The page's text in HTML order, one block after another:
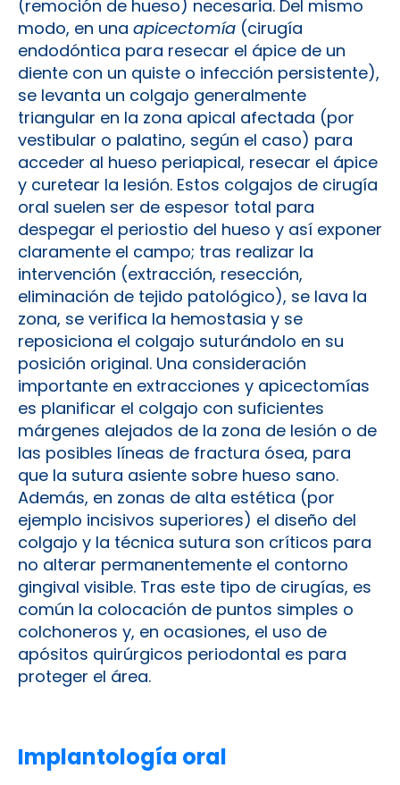
(remoción de hueso) necesaria. Del mismo
modo, en una apicectomía (cirugía
endodóntica para resecar el ápice de un
diente con un quiste o infección persistente),
se levanta un colgajo generalmente
triangular en la zona apical afectada (por
vestibular o palatino, según el caso) para
acceder al hueso periapical, resecar el ápice
y curetear la lesión. Estos colgajos de cirugía
oral suelen ser de espesor total para
despegar el periostio del hueso y así exponer
claramente el campo; tras realizar la
intervención (extracción, resección,
eliminación de tejido patológico), se lava la
zona, se verifica la hemostasia y se
reposiciona el colgajo suturándolo en su
posición original. Una consideración
importante en extracciones y apicectomías
es planificar el colgajo con suficientes
márgenes alejados de la zona de lesión o de
las posibles líneas de fractura ósea, para
que la sutura asiente sobre hueso sano.
Además, en zonas de alta estética (por
ejemplo incisivos superiores) el diseño del
colgajo y la técnica sutura son críticos para
no alterar permanentemente el contorno
gingival visible. Tras este tipo de cirugías, es
común la colocación de puntos simples o
colchoneros y, en ocasiones, el uso de
apósitos quirúrgicos periodontal es para
proteger el área.
Implantología oral